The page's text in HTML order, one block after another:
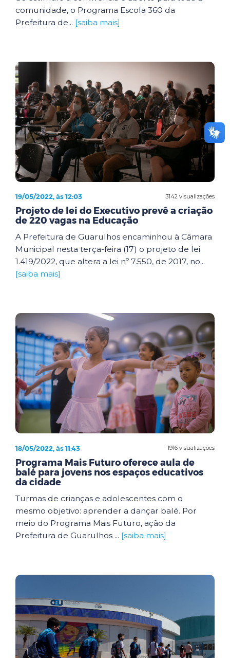
comunidade, o Programa Escola 360 da
Prefeitura de... [saiba mais]
3142 visualizações
19/05/2022, às 12:03
Projeto de lei do Executivo prevê a criação
de 220 vagas na Educação
A Prefeitura de Guarulhos encaminhou à Câmara
Municipal nesta terça-feira (17) o projeto de lei
1.419/2022, que altera a lei nº 7.550, de 2017, no...
[saiba mais]
1916 visualizações
18/05/2022, às 11:43
Programa Mais Futuro oferece aula de
balé para jovens nos espaços educativos
da cidade
Turmas de crianças e adolescentes com o
mesmo objetivo: aprender a dançar balé. Por
meio do Programa Mais Futuro, ação da
Prefeitura de Guarulhos ... [saiba mais]